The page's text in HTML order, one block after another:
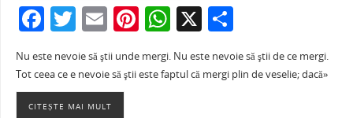
F
c
e
T
w
itt
er
E
m
ai
l
Pi
er
W
h
at
X P
ar
ta
Nu este nevoie să ştii unde mergi. Nu este nevoie să ştii de ce mergi.
Tot ceea ce e nevoie să ştii este faptul că mergi plin de veselie; dacă»
CITEȘTE MAI MULT